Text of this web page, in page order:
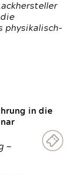
die
physikalisch-
in die
—